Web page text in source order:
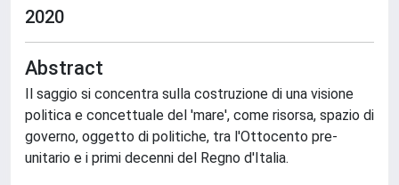
2020
Abstract
Il saggio si concentra sulla costruzione di una visione
politica e concettuale del 'mare', come risorsa, spazio di
governo, oggetto di politiche, tra l'Ottocento pre-
unitario e i primi decenni del Regno d'Italia.